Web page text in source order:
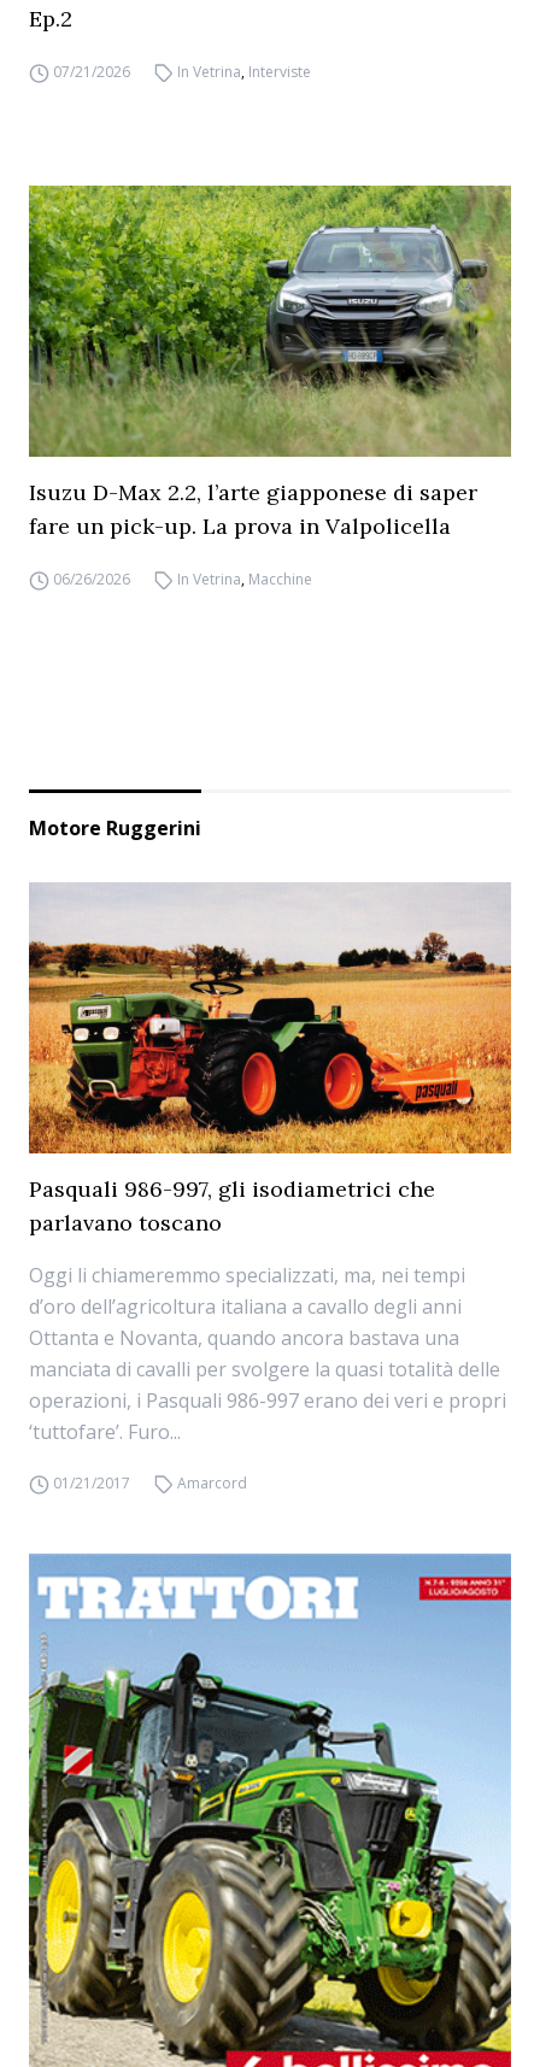
Ep.2
07/21/2026 In Vetrina, Interviste
Isuzu D-Max 2.2, l’arte giapponese di saper
fare un pick-up. La prova in Valpolicella
06/26/2026 In Vetrina, Macchine
Motore Ruggerini
Pasquali 986-997, gli isodiametrici che
parlavano toscano
Oggi li chiameremmo specializzati, ma, nei tempi
d’oro dell’agricoltura italiana a cavallo degli anni
Ottanta e Novanta, quando ancora bastava una
manciata di cavalli per svolgere la quasi totalità delle
operazioni, i Pasquali 986-997 erano dei veri e propri
‘tuttofare’. Furo...
01/21/2017 Amarcord